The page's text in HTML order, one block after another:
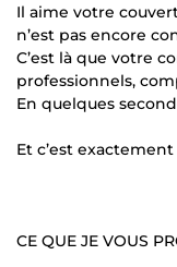
Il aime votre
n’est pas encore
C’est là que votre
professionnels,
En quelques
Et c’est
CE QUE JE VOUS